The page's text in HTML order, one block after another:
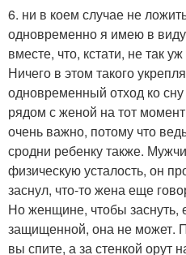
6. ни в коем случае не
одновременно я имею в
вместе, что, кстати, не так
Ничего в этом такого
одновременный отход ко
рядом с женой на тот
очень важно, потому что
сродни ребенку также.
физическую усталость, он
заснул, что-то жена еще
Но женщине, чтобы заснуть,
защищенной, она не может.
вы спите, а за стенкой орут